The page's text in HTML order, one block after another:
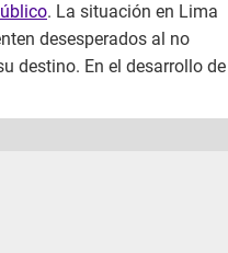
. La situación en Lima
desesperados al no
destino. En el desarrollo de